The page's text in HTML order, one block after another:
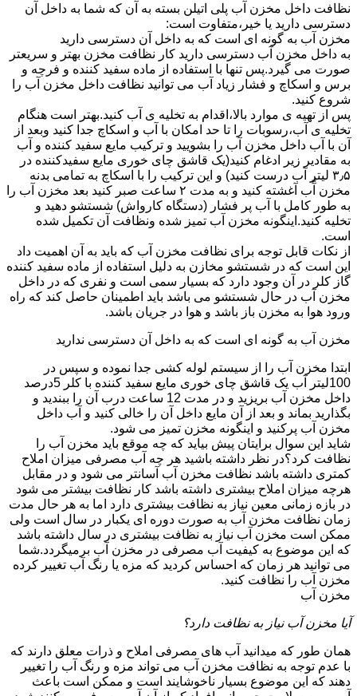
نظافت داخل مخزن آب پلی اتیلن بسته به آن که شما به داخل آن
دسترسی دارید یا خیر،متفاوت است:
مخزن آب به گونه ای است که به داخل آن دسترسی دارید
به داخل مخزن آب دسترسی دارید کار نظافت مخزن بهتر و سریعتر
صورت می گیرد.پس تنها با استفاده از ماده سفید کننده و فرچه و
برس و اسکاچ و فشار زیاد آب می توانید نظافت داخل مخزن آب را
شروع کنید.
پس از تهیه ی موارد بالا،اقدام به تخلیه ی آب کنید.بهتر است هنگام
تخلیه ی آب،رسوبات را تا حد امکان با آب و اسکاچ جدا کنید وبعد از
آن با آب داخل مخزن آب را بشویید و ترکیب مایع سفید کننده و آب
به مقادیر زیر ادغام کنید(یک قاشق چای خوری مایع سفیدکننده در
۳٫۵ لیتر آب درست کنید) و این ترکیب را با اسکاچ به تمامی بدنه
مخزن آّب آغشته کنید و به مدت ۲ ساعت صبر کنید بعد مخزن آب را
به طور کامل با آب پر فشار (دستگاه کارواش) شستشو دهید و
تخلیه کنید.اینگونه مخزن آب تمیز شده ونظافت آن تکمیل شده
است.
از نکات قابل توجه برای نظافت مخزن آب که باید به آن اهمیت داد
این است که در شستشو مخازن به دلیل استفاده از ماده سفید کننده
گاز کلر در آن وجود دارد که بسیار سمی است و نفری که در داخل
مخزن آب در حال شستشو می باشد باید اطمینان حاصل کند که راه
ورود هوا به مخزن باز باشد و هوا در جریان باشد.
مخزن آب به گونه ای است که به داخل آن دسترسی ندارید
ابتدا مخزن آب را از سیستم لوله کشی جدا نموده و سپس در
100لیتر آب یک قاشق چای خوری مایع سفید کننده با کلر 5درصد
داخل مخزن آب بریزید و در مدت 12 ساعت درب آن را ببندید و
بگذارید بماند و بعد از آن مایع داخل آن را خالی کنید و آب داخل
مخزن آب پرکنید و اینگونه مخزن تمیز می شود.
شاید این سوال برایتان پیش بیاید که چه موقع باید مخزن آب را
نظافت کرد؟در نظر داشته باشید هر چه آب مصرفی میزان املاح
کمتری داشته باشد نظافت مخزن آب آسانتر می شود و در مقابل
هرچه میزان املاح بیشتری داشته باشد کار نظافت بیشتر می شود
در بازه زمانی معین نیاز به نظافت بیشتری دارد اما به هر حال مدت
زمان نظافت مخزن آب به صورت دوره ای یکبار در سال است ولی
ممکن است مخزن آب نیاز به نظافت بیشتری در سال داشته باشد
که این موضوع به کیفیت آب مصرفی در مخزن آب برمیگردد.شما
می توانید هر زمان که احساس کردید که مزه یا رنگ آب تغییر کرده
مخزن آب را نظافت کنید.
مخزن آب
آیا مخزن آب نیاز به نظافت دارد؟
همان طور که میدانید آب های مصرفی املاح و ذرات معلق دارند که
با عدم توجه به نظافت مخزن آب می تواند مزه و رنگ آب را تغییر
دهند که این موضوع بسیار ناخوشایند است و ممکن است باعث